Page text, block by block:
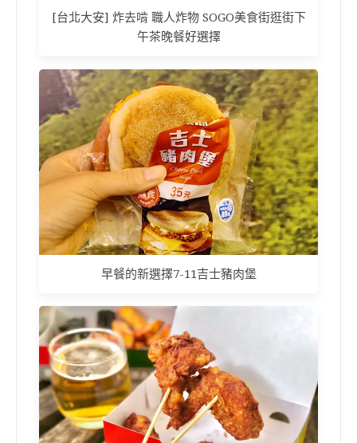
[台北大安] 炸去啃 職人炸物 SOGO美食街逛街下
午茶晚餐好選擇
早餐的新選擇7-11吉士豬肉堡